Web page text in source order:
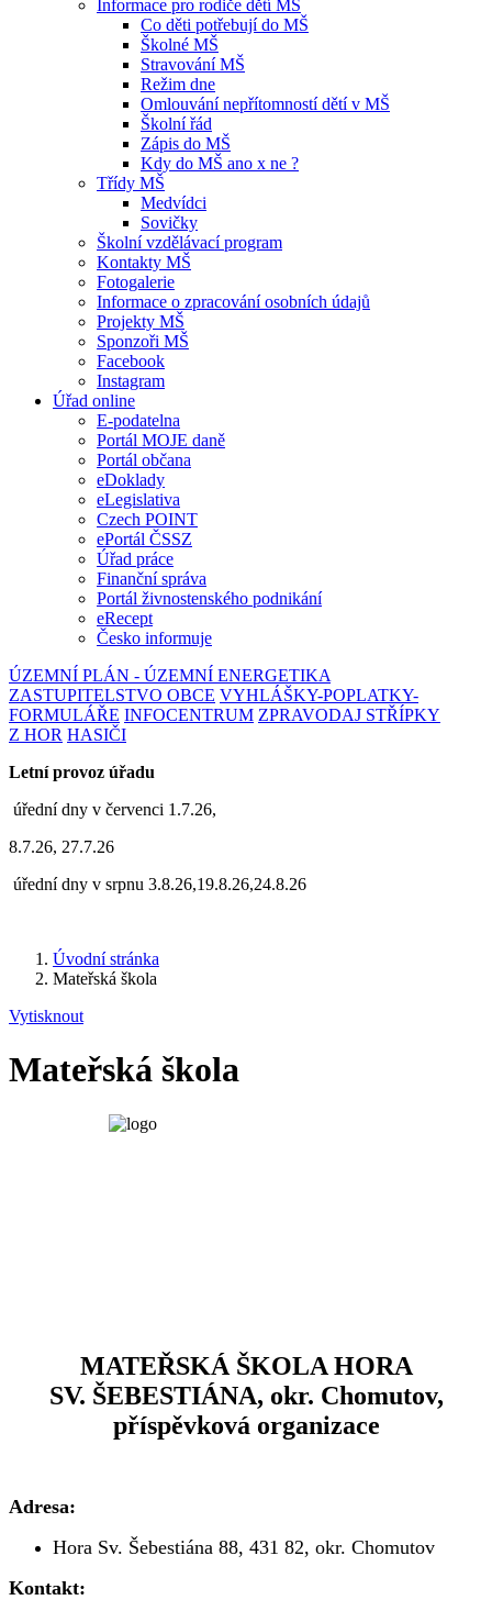
Informace pro rodiče dětí MŠ
Co děti potřebují do MŠ
Školné MŠ
Stravování MŠ
Režim dne
Omlouvání nepřítomností dětí v MŠ
Školní řád
Zápis do MŠ
Kdy do MŠ ano x ne ?
Třídy MŠ
Medvídci
Sovičky
Školní vzdělávací program
Kontakty MŠ
Fotogalerie
Informace o zpracování osobních údajů
Projekty MŠ
Sponzoři MŠ
Facebook
Instagram
Úřad online
E-podatelna
Portál MOJE daně
Portál občana
eDoklady
eLegislativa
Czech POINT
ePortál ČSSZ
Úřad práce
Finanční správa
Portál živnostenského podnikání
eRecept
Česko informuje
ÚZEMNÍ PLÁN - ÚZEMNÍ ENERGETIKA
ZASTUPITELSTVO OBCE VYHLÁŠKY-POPLATKY-
FORMULÁŘE INFOCENTRUM ZPRAVODAJ STŘÍPKY
Z HOR HASIČI
Letní provoz úřadu
úřední dny v červenci 1.7.26,
8.7.26, 27.7.26
úřední dny v srpnu 3.8.26,19.8.26,24.8.26
Úvodní stránka
Mateřská škola
Vytisknout
Mateřská škola
MATEŘSKÁ ŠKOLA HORA
SV. ŠEBESTIÁNA, okr. Chomutov,
příspěvková organizace
Adresa:
Hora Sv. Šebestiána 88, 431 82, okr. Chomutov
Kontakt: